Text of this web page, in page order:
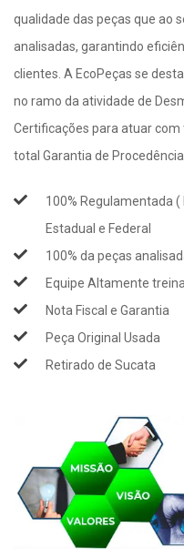
qualidade das peças que ao
analisadas, garantindo
clientes. A EcoPeças se
no ramo da atividade de
Certificações para atuar
total Garantia de Procedência.
100% Regulamentada
Estadual e Federal
100% da peças
Equipe Altamente
Nota Fiscal e Garantia
Peça Original Usada
Retirado de Sucata